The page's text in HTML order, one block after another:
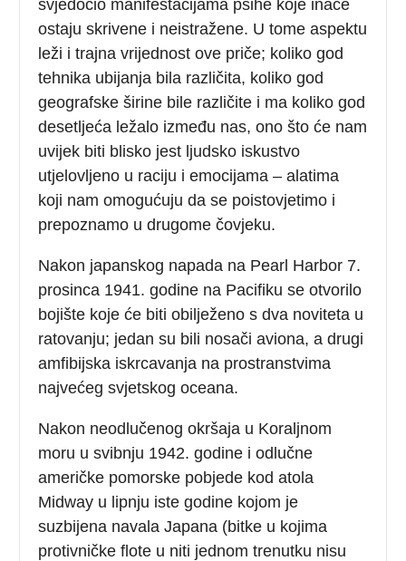
svjedočio manifestacijama psihe koje inače
ostaju skrivene i neistražene. U tome aspektu
leži i trajna vrijednost ove priče; koliko god
tehnika ubijanja bila različita, koliko god
geografske širine bile različite i ma koliko god
desetljeća ležalo između nas, ono što će nam
uvijek biti blisko jest ljudsko iskustvo
utjelovljeno u raciju i emocijama – alatima
koji nam omogućuju da se poistovjetimo i
prepoznamo u drugome čovjeku.
Nakon japanskog napada na Pearl Harbor 7.
prosinca 1941. godine na Pacifiku se otvorilo
bojište koje će biti obilježeno s dva noviteta u
ratovanju; jedan su bili nosači aviona, a drugi
amfibijska iskrcavanja na prostranstvima
najvećeg svjetskog oceana.
Nakon neodlučenog okršaja u Koraljnom
moru u svibnju 1942. godine i odlučne
američke pomorske pobjede kod atola
Midway u lipnju iste godine kojom je
suzbijena navala Japana (bitke u kojima
protivničke flote u niti jednom trenutku nisu